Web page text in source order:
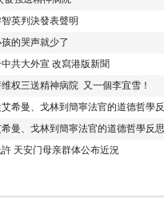
英判決發表聲明
的哭声就少了
共大外宣 改寫港版新聞
权三送精神病院 又一個李宜雪！
希曼、戈林到簡寧法官的道德哲學反
曼、戈林到簡寧法官的道德哲學反思
天安门母亲群体公布近況